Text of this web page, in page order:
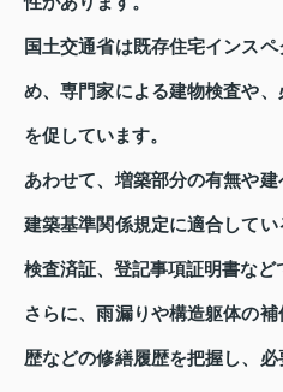
国土交通省は既存住宅インス
め、専門家による建物検査や
を促しています。
あわせて、増築部分の有無や建
建築基準関係規定に適合して
検査済証、登記事項証明書など
さらに、雨漏りや構造躯体の
歴などの修繕履歴を把握し、